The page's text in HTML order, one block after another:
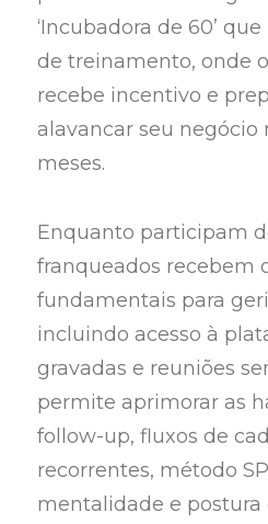
‘Incubadora de 60’
de treinamento, onde
recebe incentivo e
alavancar seu negócio
meses.
Enquanto participam
franqueados recebem
fundamentais para
incluindo acesso à
gravadas e reuniões
permite aprimorar as
follow-up, fluxos de
recorrentes, método
mentalidade e postura